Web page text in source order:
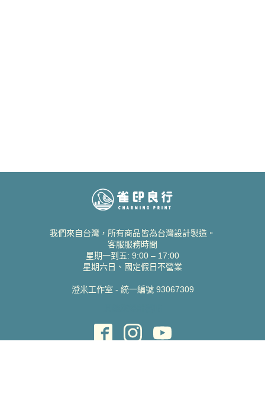
我們來自台灣，所有商品皆為台灣設計製造。
客服服務時間
星期一到五: 9:00 – 17:00
星期六日、國定假日不營業
澄米工作室 - 統一編號 93067309